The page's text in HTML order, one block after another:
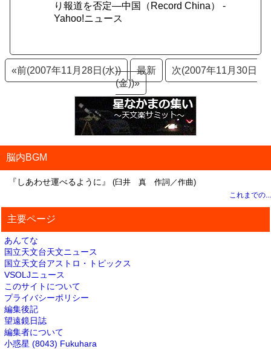
り報道を否定―中国（Record China） -
Yahoo!ニュース
«前(2007年11月28日(水)) 最新
次(2007年11月30日
(金))»
脳内BGM
『しあわせ運べるように』 (臼井 真 作詞／作曲)
これまでの...
主要ページ
あんてな
国立天文台天文ニュース
国立天文台アストロ・トピックス
VSOLJニュース
このサイトについて
プライバシーポリシー
編集後記
望遠鏡日誌
編集者について
小惑星 (8043) Fukuhara